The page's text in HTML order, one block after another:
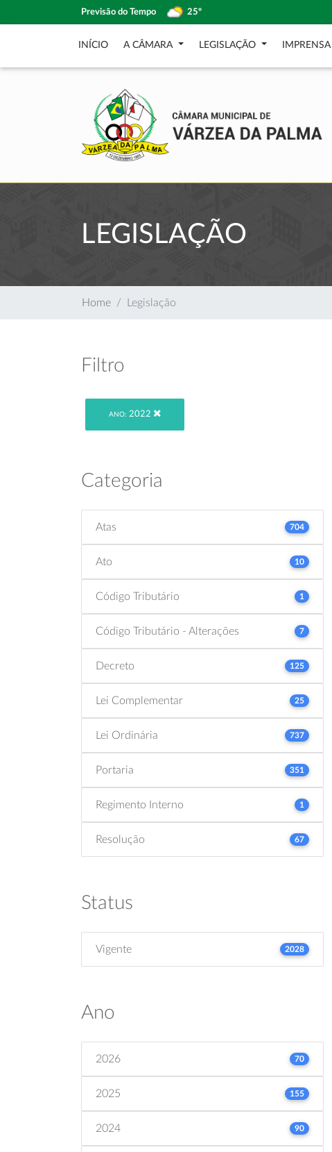
Previsão do Tempo 25º
INÍCIO A CÂMARA LEGISLAÇÃO IMPRENSA
LEGISLAÇÃO
Home Legislação
Filtro
ANO: 2022
Categoria
Atas 704
Ato 10
Código Tributário 1
Código Tributário - Alterações 7
Decreto 125
Lei Complementar 25
Lei Ordinária 737
Portaria 351
Regimento Interno 1
Resolução 67
Status
Vigente 2028
Ano
2026 70
2025 155
2024 90